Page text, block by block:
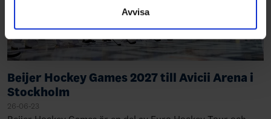
Avvisa
Beijer Hockey Games 2027 till Avicii Arena i
Stockholm
26-06-23